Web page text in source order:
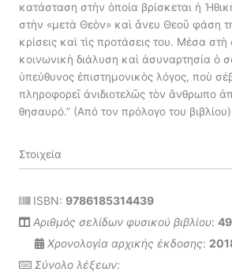
κατάσταση στὴν ὁποία βρίσκεται ἡ
στὴν «μετὰ Θεὸν» καὶ ἄνευ Θεοῦ φάση
κρίσεις καὶ τὶς προτάσεις του. Μέσα
κοινωνικὴ διάλυση καὶ ἀσυναρτησία ὁ
ὑπεύθυνος ἐπιστημονικὸς λόγος, ποὺ
πληροφορεῖ ἀνιδιοτελῶς τὸν ἄνθρωπο
θησαυρό.” (Από τον πρόλογο του βιβλίου)
Στοιχεία
ISBN: 9786185314439
Αριθμός σελίδων φυσικού βιβλίου:
Χρονολογία αρχικής έκδοσης:
Σύνολο λέξεων: